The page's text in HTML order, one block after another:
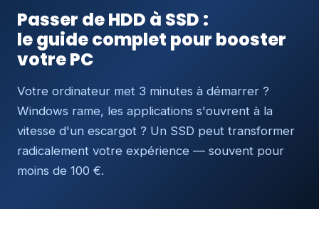
Passer de HDD à SSD :
le guide complet pour booster
votre PC
Votre ordinateur met 3 minutes à démarrer ?
Windows rame, les applications s'ouvrent à la
vitesse d'un escargot ? Un SSD peut transformer
radicalement votre expérience — souvent pour
moins de 100 €.